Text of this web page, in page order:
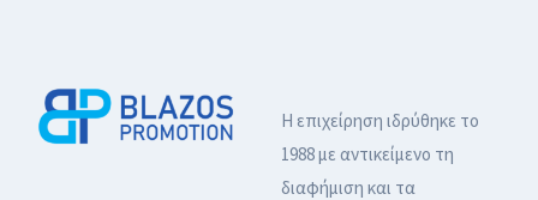
Η επιχείρηση ιδρύθηκε το
1988 με αντικείμενο τη
διαφήμιση και τα